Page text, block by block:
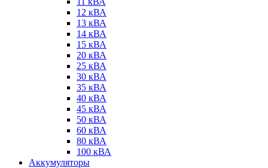
12 кВА
13 кВА
14 кВА
15 кВА
20 кВА
25 кВА
30 кВА
35 кВА
40 кВА
45 кВА
50 кВА
60 кВА
80 кВА
100 кВА
Аккумуляторы